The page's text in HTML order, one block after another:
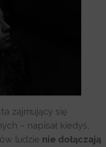
zajmujący się
– napisał kiedyś,
ludzie nie dołączają